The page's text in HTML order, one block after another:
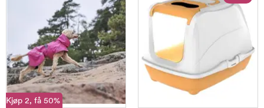
Kjøp 2, få 50%